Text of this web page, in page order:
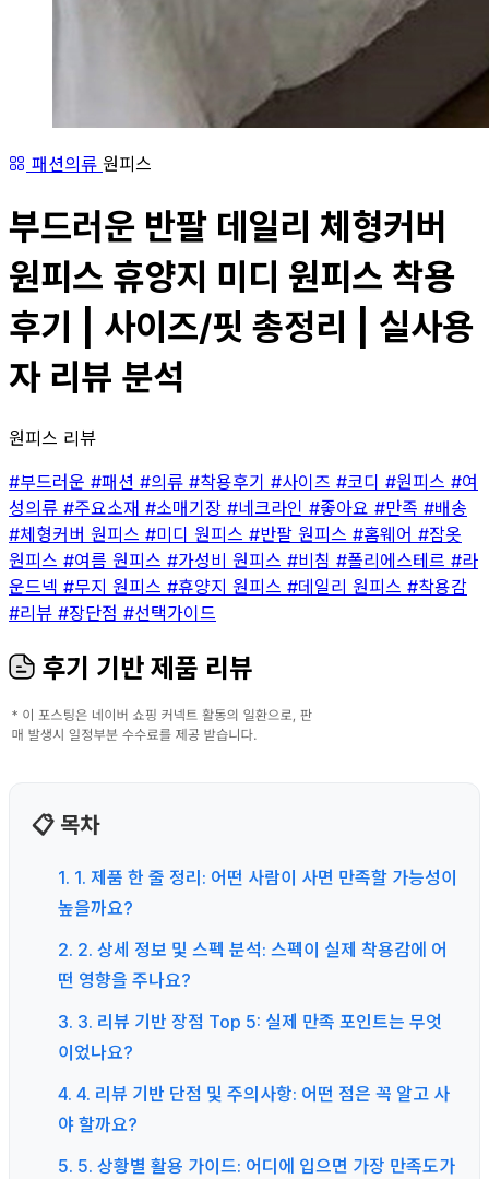
패션의류 원피스
부드러운 반팔 데일리 체형커버
원피스 휴양지 미디 원피스 착용
후기 | 사이즈/핏 총정리 | 실사용
자 리뷰 분석
원피스 리뷰
#부드러운 #패션 #의류 #착용후기 #사이즈 #코디 #원피스 #여
성의류 #주요소재 #소매기장 #네크라인 #좋아요 #만족 #배송
#체형커버 원피스 #미디 원피스 #반팔 원피스 #홈웨어 #잠옷
원피스 #여름 원피스 #가성비 원피스 #비침 #폴리에스테르 #라
운드넥 #무지 원피스 #휴양지 원피스 #데일리 원피스 #착용감
#리뷰 #장단점 #선택가이드
후기 기반 제품 리뷰
📋 목차
1. 1. 제품 한 줄 정리: 어떤 사람이 사면 만족할 가능성이
높을까요?
2. 2. 상세 정보 및 스펙 분석: 스펙이 실제 착용감에 어
떤 영향을 주나요?
3. 3. 리뷰 기반 장점 Top 5: 실제 만족 포인트는 무엇
이었나요?
4. 4. 리뷰 기반 단점 및 주의사항: 어떤 점은 꼭 알고 사
야 할까요?
5. 5. 상황별 활용 가이드: 어디에 입으면 가장 만족도가